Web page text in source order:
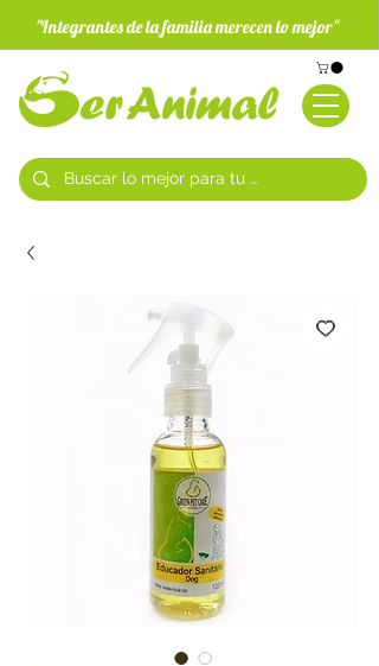
"Integrantes de la familia merecen lo mejor"